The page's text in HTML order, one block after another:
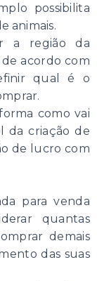
possibilita
animais.
a região da
acordo com
qual é o
como vai
da criação de
de lucro com
para venda
quantas
demais
das suas